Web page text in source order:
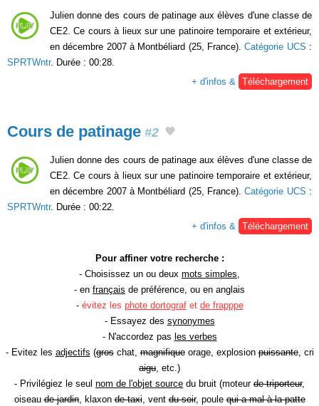
Julien donne des cours de patinage aux élèves d'une classe de
CE2. Ce cours à lieux sur une patinoire temporaire et extérieur,
en décembre 2007 à Montbéliard (25, France).Catégorie UCS :
SPRTWntr. Durée : 00:28.
+ d'infos &
Téléchargement
Cours de patinage #2
Julien donne des cours de patinage aux élèves d'une classe de
CE2. Ce cours à lieux sur une patinoire temporaire et extérieur,
en décembre 2007 à Montbéliard (25, France).Catégorie UCS :
SPRTWntr. Durée : 00:22.
+ d'infos & Téléchargement
Pour affiner votre recherche :
- Choisissez un ou deux mots simples,
- en français de préférence, ou en anglais
- évitez les phote dortografet de frapppe
- Essayez des synonymes
- N'accordez pas les verbes
- Evitez les adjectifs (groschat,magnifiqueorage, explosionpuissante, cri
aigu, etc.)
- Privilégiez le seul nom de l'objet source du bruit (moteur de triporteur,
oiseaude jardin, klaxonde taxi, ventdu soir, poulequi a mal à la patte